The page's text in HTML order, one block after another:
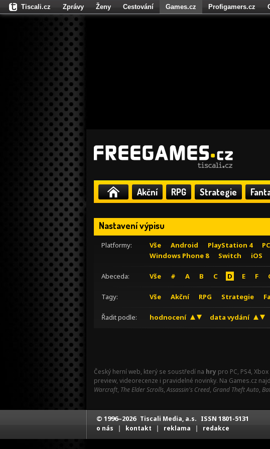
Akční RPG Strategie
Nastavení výpisu
Platformy: Vše Android PlayStation 4 PC
Windows Phone 8
Switch iOS
Abeceda: Vše # A B C D E F
Tagy: Vše Akční RPG Strategie
Řadit podle: hodnocení data vydání
Český herní web, který se soustředí na hry pro PC, PS4,
preview, videorecenze i pravidelné novinky. Na Games.cz
Warcraft, The Elder Scrolls,Assassin's Creed, Grand Theft Auto,
Tiscali.cz Zprávy Ženy Cestování Games.cz Profigamers.cz
Fights.cz
© 1996–2026 Tiscali Media, a.s. ISSN 1801-5131
o nás | kontakt | reklama | redakce